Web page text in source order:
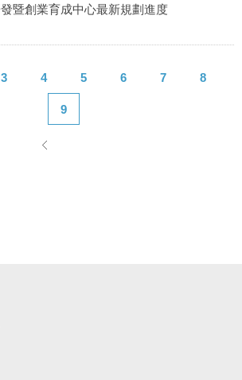
發暨創業育成中心最新規劃進度
3 4 5 6 7 8
9